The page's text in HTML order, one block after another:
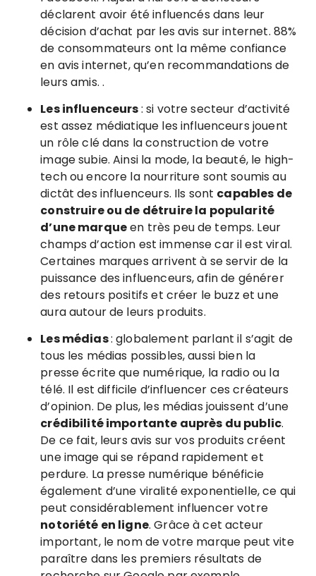
déclarent avoir été influencés dans leur
décision d’achat par les avis sur internet. 88%
de consommateurs ont la même confiance
en avis internet, qu’en recommandations de
leurs amis. .
Les influenceurs: si votre secteur d’activité
est assez médiatique les influenceurs jouent
un rôle clé dans la construction de votre
image subie. Ainsi la mode, la beauté, le high-
tech ou encore la nourriture sont soumis au
dictât des influenceurs. Ils sont capables de
construire ou de détruire la popularité
d’une marqueen très peu de temps. Leur
champs d’action est immense car il est viral.
Certaines marques arrivent à se servir de la
puissance des influenceurs, afin de générer
des retours positifs et créer le buzz et une
aura autour de leurs produits.
Les médias: globalement parlant il s’agit de
tous les médias possibles, aussi bien la
presse écrite que numérique, la radio ou la
télé. Il est difficile d’influencer ces créateurs
d’opinion. De plus, les médias jouissent d’une
crédibilité importante auprès du public.
De ce fait, leurs avis sur vos produits créent
une image qui se répand rapidement et
perdure. La presse numérique bénéficie
également d’une viralité exponentielle, ce qui
peut considérablement influencer votre
notoriété en ligne. Grâce à cet acteur
important, le nom de votre marque peut vite
paraître dans les premiers résultats de